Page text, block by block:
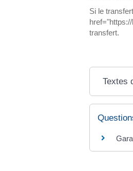
Si le
transfert.
Textes